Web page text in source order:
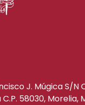
J. Múgica S/N
58030, Morelia,